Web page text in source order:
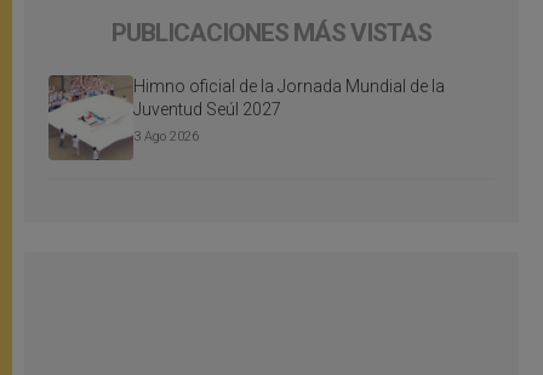
PUBLICACIONES MÁS VISTAS
Himno oficial de la Jornada Mundial de la
Juventud Seúl 2027
3 Ago 2026